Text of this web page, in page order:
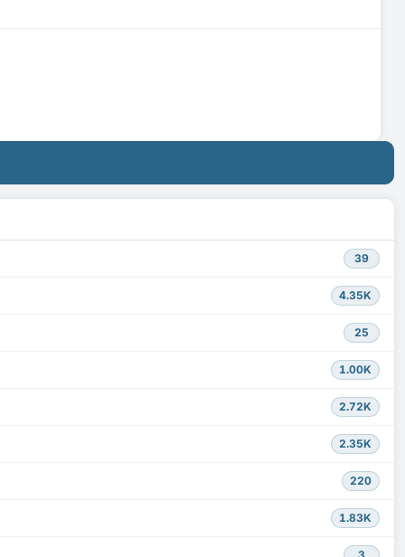
39
4.35K
25
1.00K
2.72K
2.35K
220
1.83K